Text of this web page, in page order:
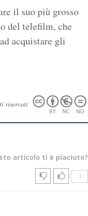
il suo più grosso
del telefilm, che
acquistare gli
riservati
articolo ti è piaciuto?
3